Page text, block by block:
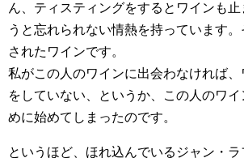
ん、ティスティングをするとワインも
うと忘れられない情熱を持っています
されたワインです。
私がこの人のワインに出会わなければ
をしていない、というか、この人のワ
めに始めてしまったのです。
というほど、ほれ込んでいるジャン・ラ